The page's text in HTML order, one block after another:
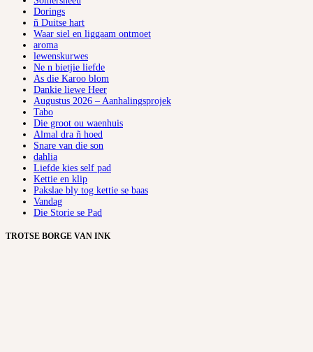
Dorings
ñ Duitse hart
Waar siel en liggaam ontmoet
aroma
lewenskurwes
Ne n bietjie liefde
As die Karoo blom
Dankie liewe Heer
Augustus 2026 – Aanhalingsprojek
Tabo
Die groot ou waenhuis
Almal dra ñ hoed
Snare van die son
dahlia
Liefde kies self pad
Kettie en klip
Pakslae bly tog kettie se baas
Vandag
Die Storie se Pad
TROTSE BORGE VAN INK